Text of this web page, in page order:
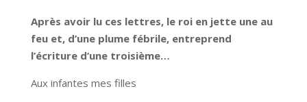
Après avoir lu ces lettres, le roi en jette une au
feu et, d’une plume fébrile, entreprend
l’écriture d’une troisième…
Aux infantes mes filles